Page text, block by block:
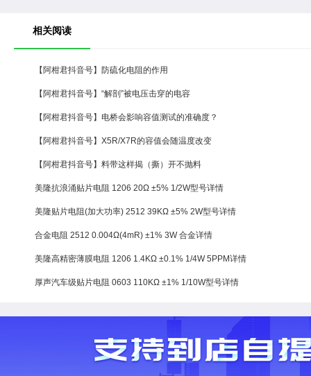
相关阅读
【阿柑君抖音号】防硫化电阻的作用
【阿柑君抖音号】“解剖”被电压击穿的电容
【阿柑君抖音号】电桥会影响容值测试的准确度？
【阿柑君抖音号】X5R/X7R的容值会随温度改变
【阿柑君抖音号】料带这样揭（撕）开不抛料
美隆抗浪涌贴片电阻 1206 20Ω ±5% 1/2W型号详情
美隆贴片电阻(加大功率) 2512 39KΩ ±5% 2W型号详情
合金电阻 2512 0.004Ω(4mR) ±1% 3W 合金详情
美隆高精密薄膜电阻 1206 1.4KΩ ±0.1% 1/4W 5PPM详情
厚声汽车级贴片电阻 0603 110KΩ ±1% 1/10W型号详情